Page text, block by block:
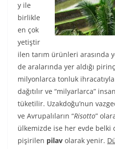
y ile
birlikle
en çok
yetiştir
ilen tarım ürünleri arasında
de aralarında yer aldığı
milyonlarca tonluk
dağıtılır ve “milyarlarca”
tüketilir. Uzakdoğu’nun
ve Avrupalıların “Risotto”
ülkemizde ise her evde belki
pişirilen pilav olarak yenir.